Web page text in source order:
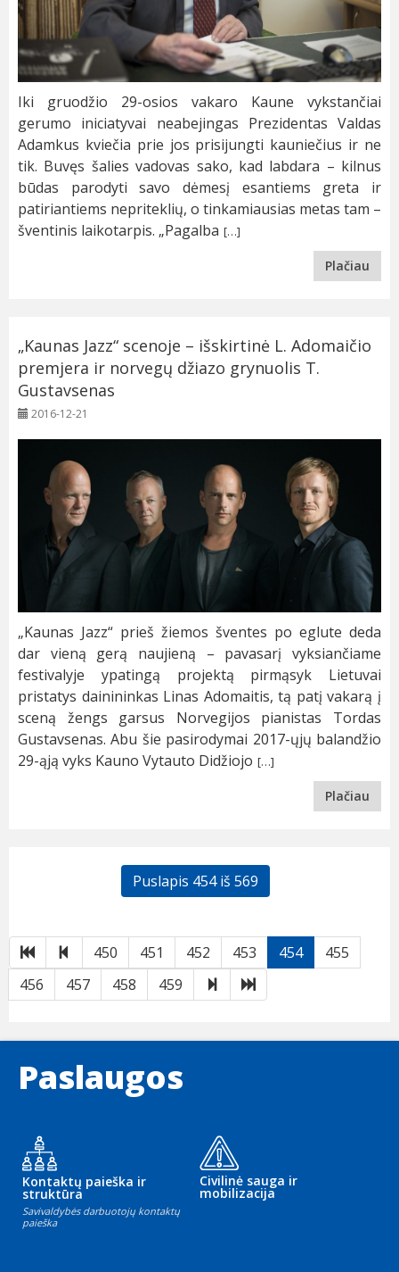
Iki gruodžio 29-osios vakaro Kaune vykstančiai
gerumo iniciatyvai neabejingas Prezidentas Valdas
Adamkus kviečia prie jos prisijungti kauniečius ir ne
tik. Buvęs šalies vadovas sako, kad labdara – kilnus
būdas parodyti savo dėmesį esantiems greta ir
patiriantiems nepriteklių, o tinkamiausias metas tam –
šventinis laikotarpis. „Pagalba […]
Plačiau
„Kaunas Jazz“ scenoje – išskirtinė L. Adomaičio
premjera ir norvegų džiazo grynuolis T.
Gustavsenas
2016-12-21
„Kaunas Jazz“ prieš žiemos šventes po eglute deda
dar vieną gerą naujieną – pavasarį vyksiančiame
festivalyje ypatingą projektą pirmąsyk Lietuvai
pristatys dainininkas Linas Adomaitis, tą patį vakarą į
sceną žengs garsus Norvegijos pianistas Tordas
Gustavsenas. Abu šie pasirodymai 2017-ųjų balandžio
29-ąją vyks Kauno Vytauto Didžiojo […]
Plačiau
Puslapis 454 iš 569
Pirmas Atgal450 451 452 453 454
455
456
457 458 459 ToliauPaskutinis
Paslaugos
Kontaktų paieška ir
struktūra
Savivaldybės darbuotojų kontaktų
paieška
Civilinė sauga ir
mobilizacija